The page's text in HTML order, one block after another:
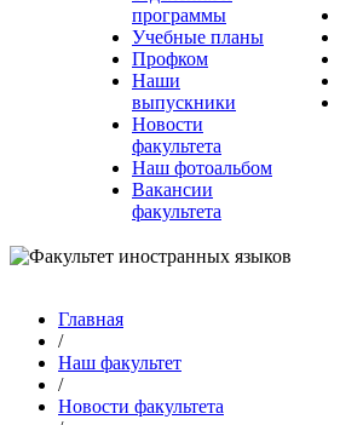
программы
Учебные планы
Профком
Наши
выпускники
Новости
факультета
Наш фотоальбом
Вакансии
факультета
Главная
/
Наш факультет
/
Новости факультета